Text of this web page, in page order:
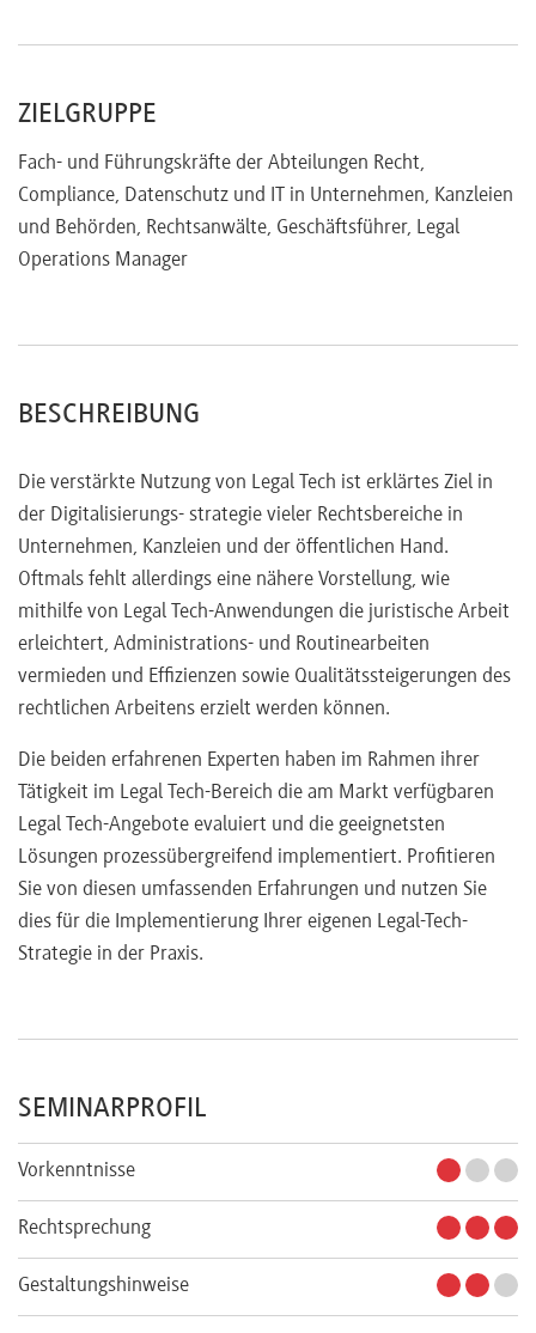
Agile Projektorganisation mit Kanban, Design-Thinking,
Erfolgskontrolle und KPIs – Messbarkeit des erreichten
Praxis-Insights zur Einführung von Legal-Tech-Software
Prozessdesign und Change Management an der
Make or Buy or Upgrade
Hype, oder gekommen um zu bleiben?
ZIELGRUPPE
Fach- und Führungskräfte der Abteilungen Recht,
Compliance, Datenschutz und IT in Unternehmen, Kanzleien
und Behörden, Rechtsanwälte, Geschäftsführer, Legal
Operations Manager
BESCHREIBUNG
Die verstärkte Nutzung von Legal Tech ist erklärtes Ziel in
der Digitalisierungs- strategie vieler Rechtsbereiche in
Unternehmen, Kanzleien und der öffentlichen Hand.
Oftmals fehlt allerdings eine nähere Vorstellung, wie
mithilfe von Legal Tech-Anwendungen die juristische Arbeit
erleichtert, Administrations- und Routinearbeiten
vermieden und Effizienzen sowie Qualitätssteigerungen des
rechtlichen Arbeitens erzielt werden können.
Die beiden erfahrenen Experten haben im Rahmen ihrer
Tätigkeit im Legal Tech-Bereich die am Markt verfügbaren
Legal Tech-Angebote evaluiert und die geeignetsten
Lösungen prozessübergreifend implementiert. Profitieren
Sie von diesen umfassenden Erfahrungen und nutzen Sie
dies für die Implementierung Ihrer eigenen Legal-Tech-
Strategie in der Praxis.
SEMINARPROFIL
Vorkenntnisse
Rechtsprechung
Gestaltungshinweise